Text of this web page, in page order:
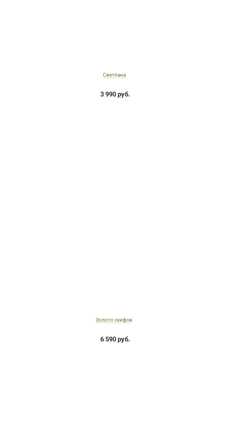
Светлана
3 990 руб.
Золото скифов
6 590 руб.